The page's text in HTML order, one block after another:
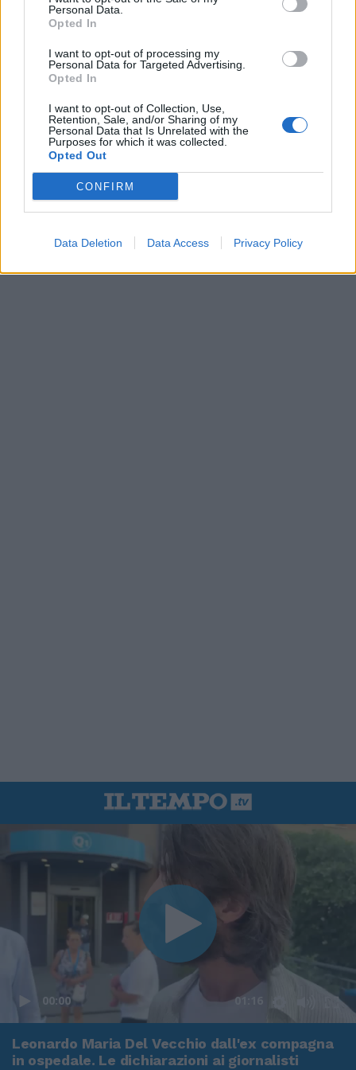
Personal Data.
Opted In
I want to opt-out of processing my
Personal Data for Targeted Advertising.
Opted In
I want to opt-out of Collection, Use,
Retention, Sale, and/or Sharing of my
Personal Data that Is Unrelated with the
Purposes for which it was collected.
Opted Out
CONFIRM
Data Deletion Data Access Privacy Policy
In evidenza
00:00 01:16
Leonardo Maria Del Vecchio dall'ex compagna
in ospedale. Le dichiarazioni ai giornalisti